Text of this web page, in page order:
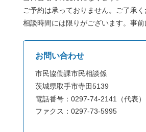
ご予約は承っておりません。ご了承く
相談時間には限りがございます。事
お問い合わせ
市民協働課市民相談係
茨城県取手市寺田5139
電話番号：0297-74-2141（代表）
ファクス：0297-73-5995